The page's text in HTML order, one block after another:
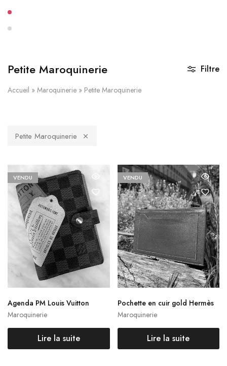
Petite Maroquinerie
Accueil » Maroquinerie » Petite Maroquinerie
Filtre
Petite Maroquinerie
VENDU
Maroquinerie
Agenda PM Louis Vuitton
Lire la suite
VENDU
Maroquinerie
Pochette en cuir gold Hermès
Lire la suite